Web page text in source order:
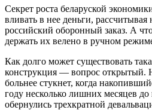
Секрет роста беларуской
вливать в нее деньги,
российский оборонный заказ. А
держать их велено в ручном
Как долго может существовать
конструкция — вопрос открытый.
больнее стукнет, когда
году несколько лишних месяцев
обернулись трехкратной